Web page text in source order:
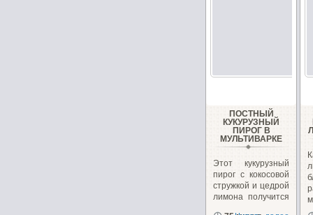
ПОСТНЫЙ
КУКУРУЗНЫЙ
ПИРОГ В
МУЛЬТИВАРКЕ
Этот кукурузный
пирог с кокосовой
стружкой и цедрой
лимона получится